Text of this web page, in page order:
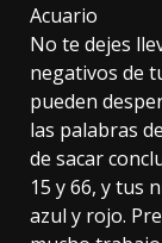
Acuario
No te dejes
negativos de
pueden
las palabras
de sacar
15 y 66, y tus
azul y rojo.